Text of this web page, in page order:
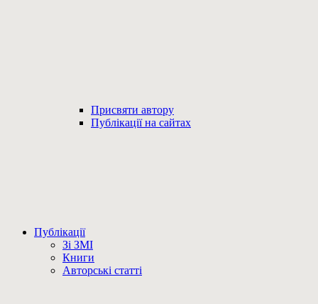
Присвяти автору
Публікації на сайтах
Публікації
Зі ЗМІ
Книги
Авторські статті